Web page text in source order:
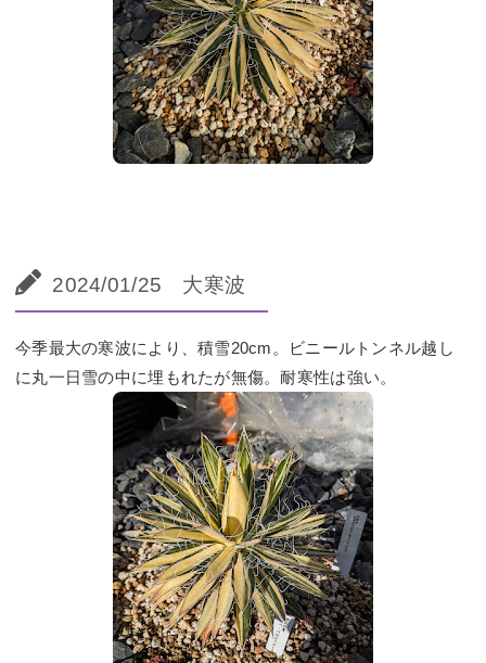
2024/01/25 大寒波
今季最大の寒波により、積雪20cm。ビニールトンネル越し
に丸一日雪の中に埋もれたが無傷。耐寒性は強い。